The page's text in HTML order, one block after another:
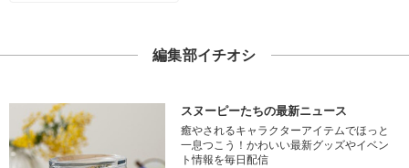
編集部イチオシ
スヌーピーたちの最新ニュース
癒やされるキャラクターアイテムでほっと
一息つこう！かわいい最新グッズやイベン
ト情報を毎日配信